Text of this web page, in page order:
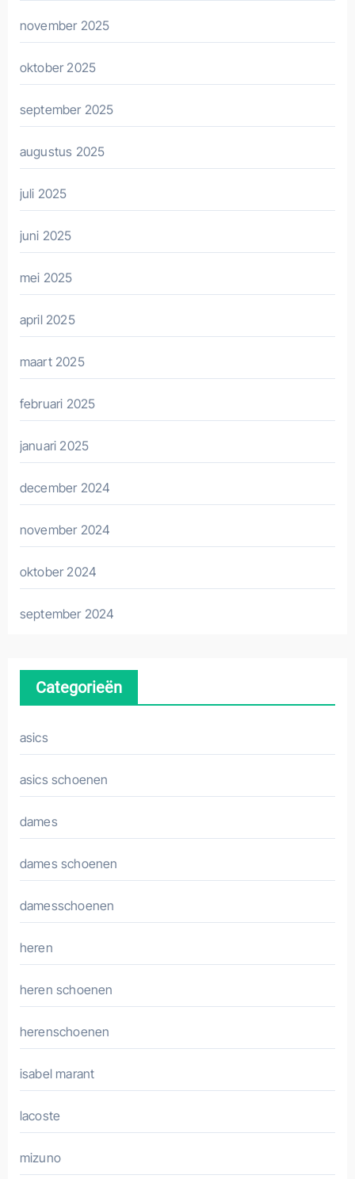
november 2025
oktober 2025
september 2025
augustus 2025
juli 2025
juni 2025
mei 2025
april 2025
maart 2025
februari 2025
januari 2025
december 2024
november 2024
oktober 2024
september 2024
Categorieën
asics
asics schoenen
dames
dames schoenen
damesschoenen
heren
heren schoenen
herenschoenen
isabel marant
lacoste
mizuno